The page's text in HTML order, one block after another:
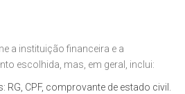
a instituição financeira e a
escolhida, mas, em geral, inclui:
RG, CPF, comprovante de estado civil.